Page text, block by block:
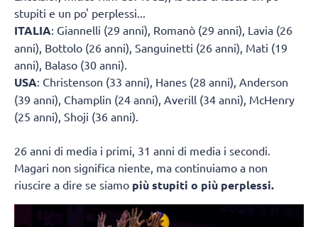
stupiti e un po' perplessi...
ITALIA: Giannelli (29 anni), Romanò (29 anni), Lavia (26
anni), Bottolo (26 anni), Sanguinetti (26 anni), Mati (19
anni), Balaso (30 anni).
USA: Christenson (33 anni), Hanes (28 anni), Anderson
(39 anni), Champlin (24 anni), Averill (34 anni), McHenry
(25 anni), Shoji (36 anni).
26 anni di media i primi, 31 anni di media i secondi.
Magari non significa niente, ma continuiamo a non
riuscire a dire se siamo più stupiti o più perplessi.